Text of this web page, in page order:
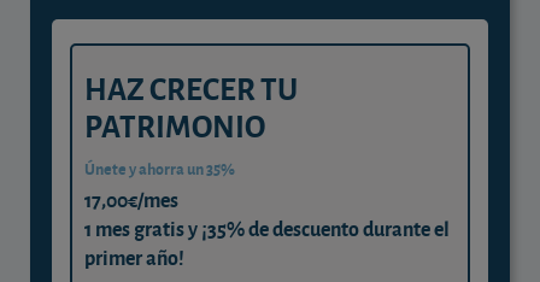
HAZ CRECER TU
PATRIMONIO
Únete y ahorra un 35%
17,00€/mes
1 mes gratis y ¡35% de descuento durante el
primer año!